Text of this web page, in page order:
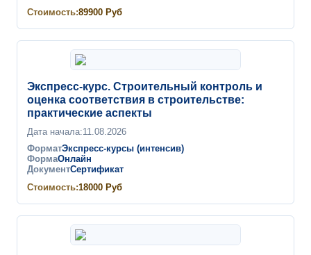
Стоимость:89900 Руб
Экспресс-курс. Строительный контроль и
оценка соответствия в строительстве:
практические аспекты
Дата начала:11.08.2026
ФорматЭкспресс-курсы (интенсив)
ФормаОнлайн
ДокументСертификат
Стоимость:18000 Руб